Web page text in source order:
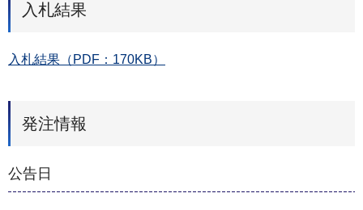
入札結果
入札結果（PDF：170KB）
発注情報
公告日